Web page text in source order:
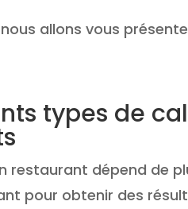
allons vous
types de
restaurant dépend de
pour obtenir des